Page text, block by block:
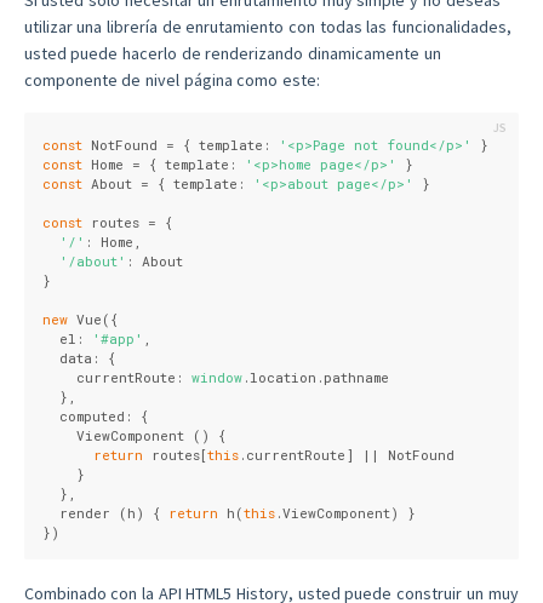
utilizar una librería de enrutamiento con todas las funcionalidades,
usted puede hacerlo de renderizando dinamicamente un
componente de nivel página como este:
const NotFound = { template : '<p>Page not found</p>'
}
const Home = { template : '<p>home page</p>'
}
const About = { template : '<p>about page</p>' }
const routes = {
'/' : Home,
'/about' : About
}
new Vue({
  el:
'#app' ,
  data: {
    currentRoute:
window .location.pathname
  },
  computed: {
    ViewComponent () {
return routes[this .currentRoute] || NotFound
    }
  },
  render (h) {
return h(this .ViewComponent) }
})
Combinado con la API HTML5 History, usted puede construir un muy